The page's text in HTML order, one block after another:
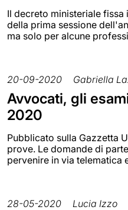
Il decreto ministeriale
della prima sessione
ma solo per alcune
20-09-2020 Gabriella
Avvocati, gli
2020
Pubblicato sulla Gazzetta
prove. Le domande di
pervenire in via telematica
28-05-2020 Lucia Izzo